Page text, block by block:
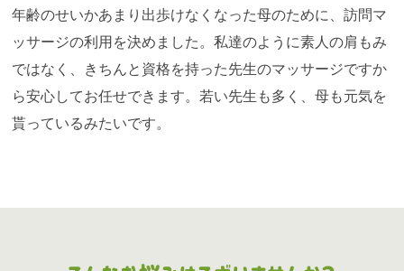
年齢のせいかあまり出歩けなくなった母のために、訪問マ
ッサージの利用を決めました。私達のように素人の肩もみ
ではなく、きちんと資格を持った先生のマッサージですか
ら安心してお任せできます。若い先生も多く、母も元気を
貰っているみたいです。